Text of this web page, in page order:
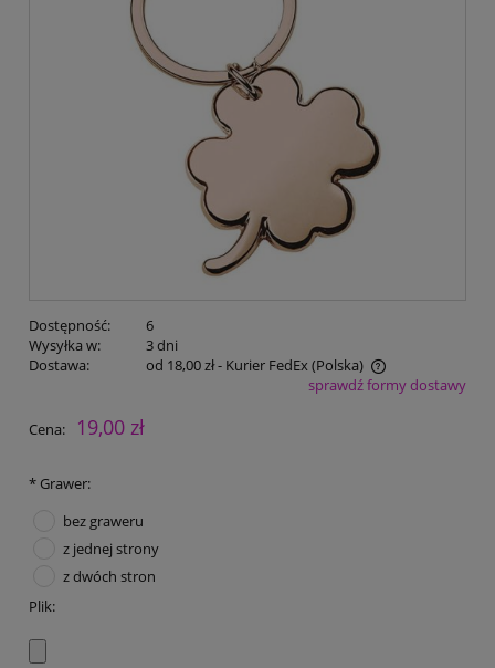
Dostępność:
6
Wysyłka w:
3 dni
Dostawa:
od 18,00 zł- Kurier FedEx(Polska)
Cena nie zawiera ewentualnych kosztów płatnościsprawdź formy dostawy
Cena: 19,00 zł
* Grawer:
bez graweru
z jednej strony
z dwóch stron
Plik: